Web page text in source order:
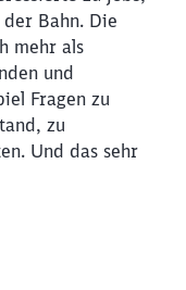
Bahn. Die
mehr als
und
Fragen zu
zu
Und das sehr